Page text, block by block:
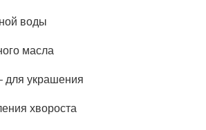
воды
масла
для украшения
хвороста